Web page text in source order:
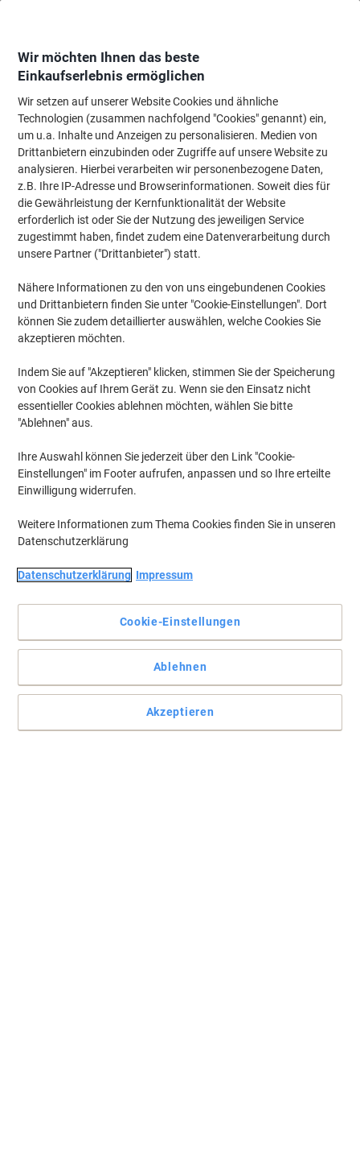
Startseite Bürobedarf
Bürobedarf
Unsere Top-Marken
Themen Shops
Wir möchten Ihnen das beste
Einkaufserlebnis ermöglichen
Wir setzen auf unserer Website Cookies und ähnliche
Technologien (zusammen nachfolgend "Cookies" genannt) ein,
um u.a. Inhalte und Anzeigen zu personalisieren. Medien von
Drittanbietern einzubinden oder Zugriffe auf unsere Website zu
analysieren. Hierbei verarbeiten wir personenbezogene Daten,
z.B. Ihre IP-Adresse und Browserinformationen. Soweit dies für
die Gewährleistung der Kernfunktionalität der Website
erforderlich ist oder Sie der Nutzung des jeweiligen Service
zugestimmt haben, findet zudem eine Datenverarbeitung durch
unsere Partner ("Drittanbieter") statt.
Nähere Informationen zu den von uns eingebundenen Cookies
und Drittanbietern finden Sie unter "Cookie-Einstellungen". Dort
können Sie zudem detaillierter auswählen, welche Cookies Sie
akzeptieren möchten.
Indem Sie auf "Akzeptieren" klicken, stimmen Sie der Speicherung
von Cookies auf Ihrem Gerät zu. Wenn sie den Einsatz nicht
essentieller Cookies ablehnen möchten, wählen Sie bitte
"Ablehnen" aus.
Ihre Auswahl können Sie jederzeit über den Link "Cookie-
Einstellungen" im Footer aufrufen, anpassen und so Ihre erteilte
Einwilligung widerrufen.
Weitere Informationen zum Thema Cookies finden Sie in unseren
Datenschutzerklärung
Datenschutzerklärung Impressum
Cookie-Einstellungen
Ablehnen
Akzeptieren